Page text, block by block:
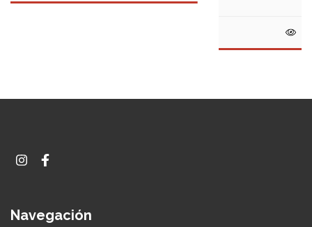
Navegación